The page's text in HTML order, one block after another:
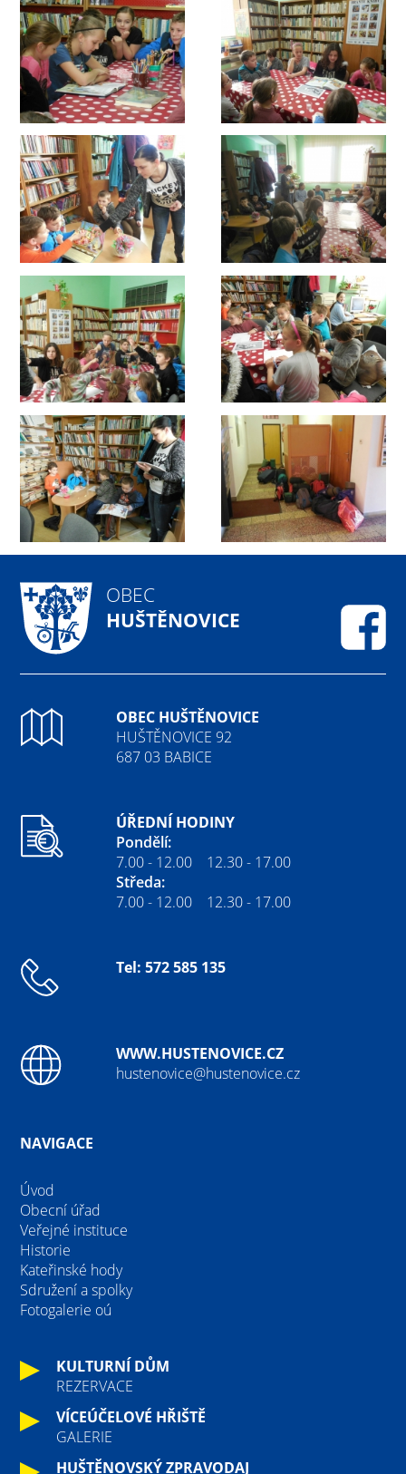
OBEC
HUŠTĚNOVICE
OBEC HUŠTĚNOVICE
HUŠTĚNOVICE 92
687 03 BABICE
ÚŘEDNÍ HODINY
Pondělí:
7.00 - 12.00 12.30 - 17.00
Středa:
7.00 - 12.00 12.30 - 17.00
Tel: 572 585 135
WWW.HUSTENOVICE.CZ
hustenovice@hustenovice.cz
NAVIGACE
Úvod
Obecní úřad
Veřejné instituce
Historie
Kateřinské hody
Sdružení a spolky
Fotogalerie oú
KULTURNÍ DŮM
REZERVACE
VÍCEÚČELOVÉ HŘIŠTĚ
GALERIE
HUŠTĚNOVSKÝ ZPRAVODAJ